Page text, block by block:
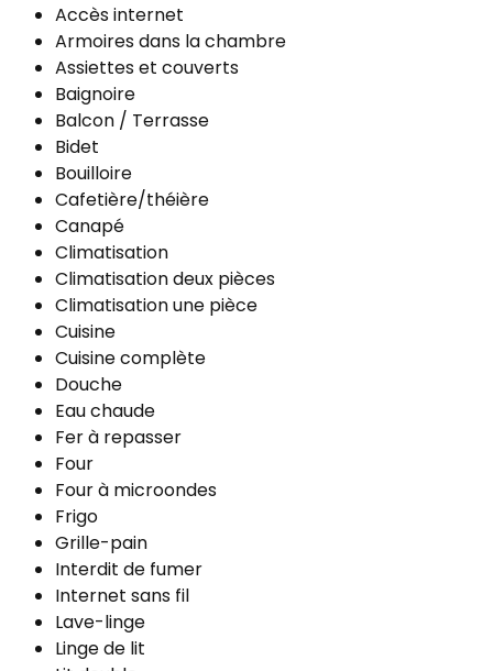
Accès internet
Armoires dans la chambre
Assiettes et couverts
Baignoire
Balcon / Terrasse
Bidet
Bouilloire
Cafetière/théière
Canapé
Climatisation
Climatisation deux pièces
Climatisation une pièce
Cuisine
Cuisine complète
Douche
Eau chaude
Fer à repasser
Four
Four à microondes
Frigo
Grille-pain
Interdit de fumer
Internet sans fil
Lave-linge
Linge de lit